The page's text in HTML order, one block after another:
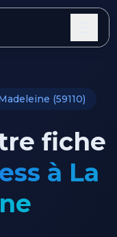
(59110)
fiche
à La